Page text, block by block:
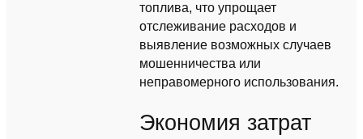
топлива, что упрощает
отслеживание расходов и
выявление возможных случаев
мошенничества или
неправомерного использования.
Экономия затрат